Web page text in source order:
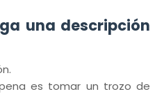
una descripción
es tomar un trozo de